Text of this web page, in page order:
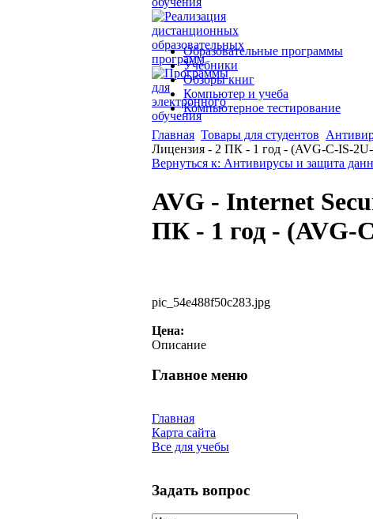
Образовательные программы
Учебники
Обзоры книг
Компьютер и учеба
Компьютерное тестирование
Главная Товары для студентов
Лицензия - 2 ПК - 1 год - (AVG-C-IS-
Вернуться к: Антивирусы и защита
AVG - Internet
ПК - 1 год - (AVG-
pic_54e488f50c283.jpg
Цена:
Описание
Главное меню
Главная
Карта сайта
Все для учебы
Задать вопрос